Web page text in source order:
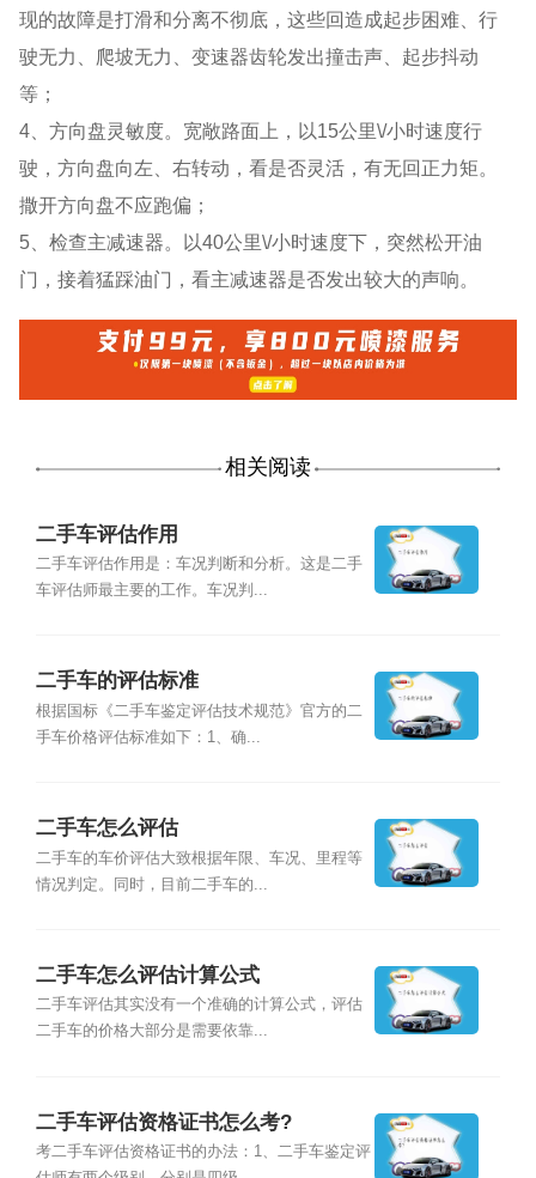
现的故障是打滑和分离不彻底，这些回造成起步困难、行
驶无力、爬坡无力、变速器齿轮发出撞击声、起步抖动
等；
4、方向盘灵敏度。宽敞路面上，以15公里\/小时速度行
驶，方向盘向左、右转动，看是否灵活，有无回正力矩。
撒开方向盘不应跑偏；
5、检查主减速器。以40公里\/小时速度下，突然松开油
门，接着猛踩油门，看主减速器是否发出较大的声响。
相关阅读
二手车评估作用
二手车评估作用是：车况判断和分析。这是二手
车评估师最主要的工作。车况判...
二手车的评估标准
根据国标《二手车鉴定评估技术规范》官方的二
手车价格评估标准如下：1、确...
二手车怎么评估
二手车的车价评估大致根据年限、车况、里程等
情况判定。同时，目前二手车的...
二手车怎么评估计算公式
二手车评估其实没有一个准确的计算公式，评估
二手车的价格大部分是需要依靠...
二手车评估资格证书怎么考?
考二手车评估资格证书的办法：1、二手车鉴定评